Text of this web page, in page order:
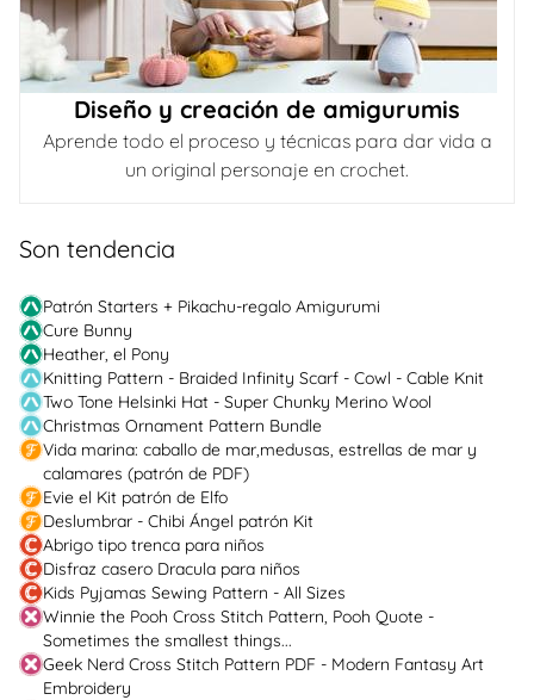
Diseño y creación de amigurumis
Aprende todo el proceso y técnicas para dar vida a
un original personaje en crochet.
Son tendencia
Patrón Starters + Pikachu-regalo Amigurumi
Cure Bunny
Heather, el Pony
Knitting Pattern - Braided Infinity Scarf - Cowl - Cable Knit
Two Tone Helsinki Hat - Super Chunky Merino Wool
Christmas Ornament Pattern Bundle
Vida marina: caballo de mar,medusas, estrellas de mar y
calamares (patrón de PDF)
Evie el Kit patrón de Elfo
Deslumbrar - Chibi Ángel patrón Kit
Abrigo tipo trenca para niños
Disfraz casero Dracula para niños
Kids Pyjamas Sewing Pattern - All Sizes
Winnie the Pooh Cross Stitch Pattern, Pooh Quote -
Sometimes the smallest things...
Geek Nerd Cross Stitch Pattern PDF - Modern Fantasy Art
Embroidery